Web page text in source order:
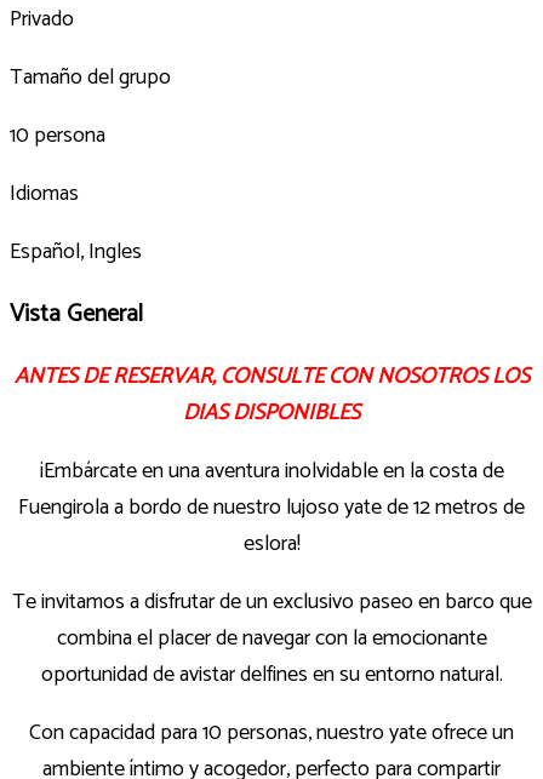
Privado
Tamaño del grupo
10 persona
Idiomas
Español, Ingles
Vista General
ANTES DE RESERVAR, CONSULTE CON NOSOTROS LOS
DIAS DISPONIBLES
¡Embárcate en una aventura inolvidable en la costa de
Fuengirola a bordo de nuestro lujoso yate de 12 metros de
eslora!
Te invitamos a disfrutar de un exclusivo paseo en barco que
combina el placer de navegar con la emocionante
oportunidad de avistar delfines en su entorno natural.
Con capacidad para 10 personas, nuestro yate ofrece un
ambiente íntimo y acogedor, perfecto para compartir